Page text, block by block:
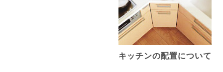
キッチンの配置について